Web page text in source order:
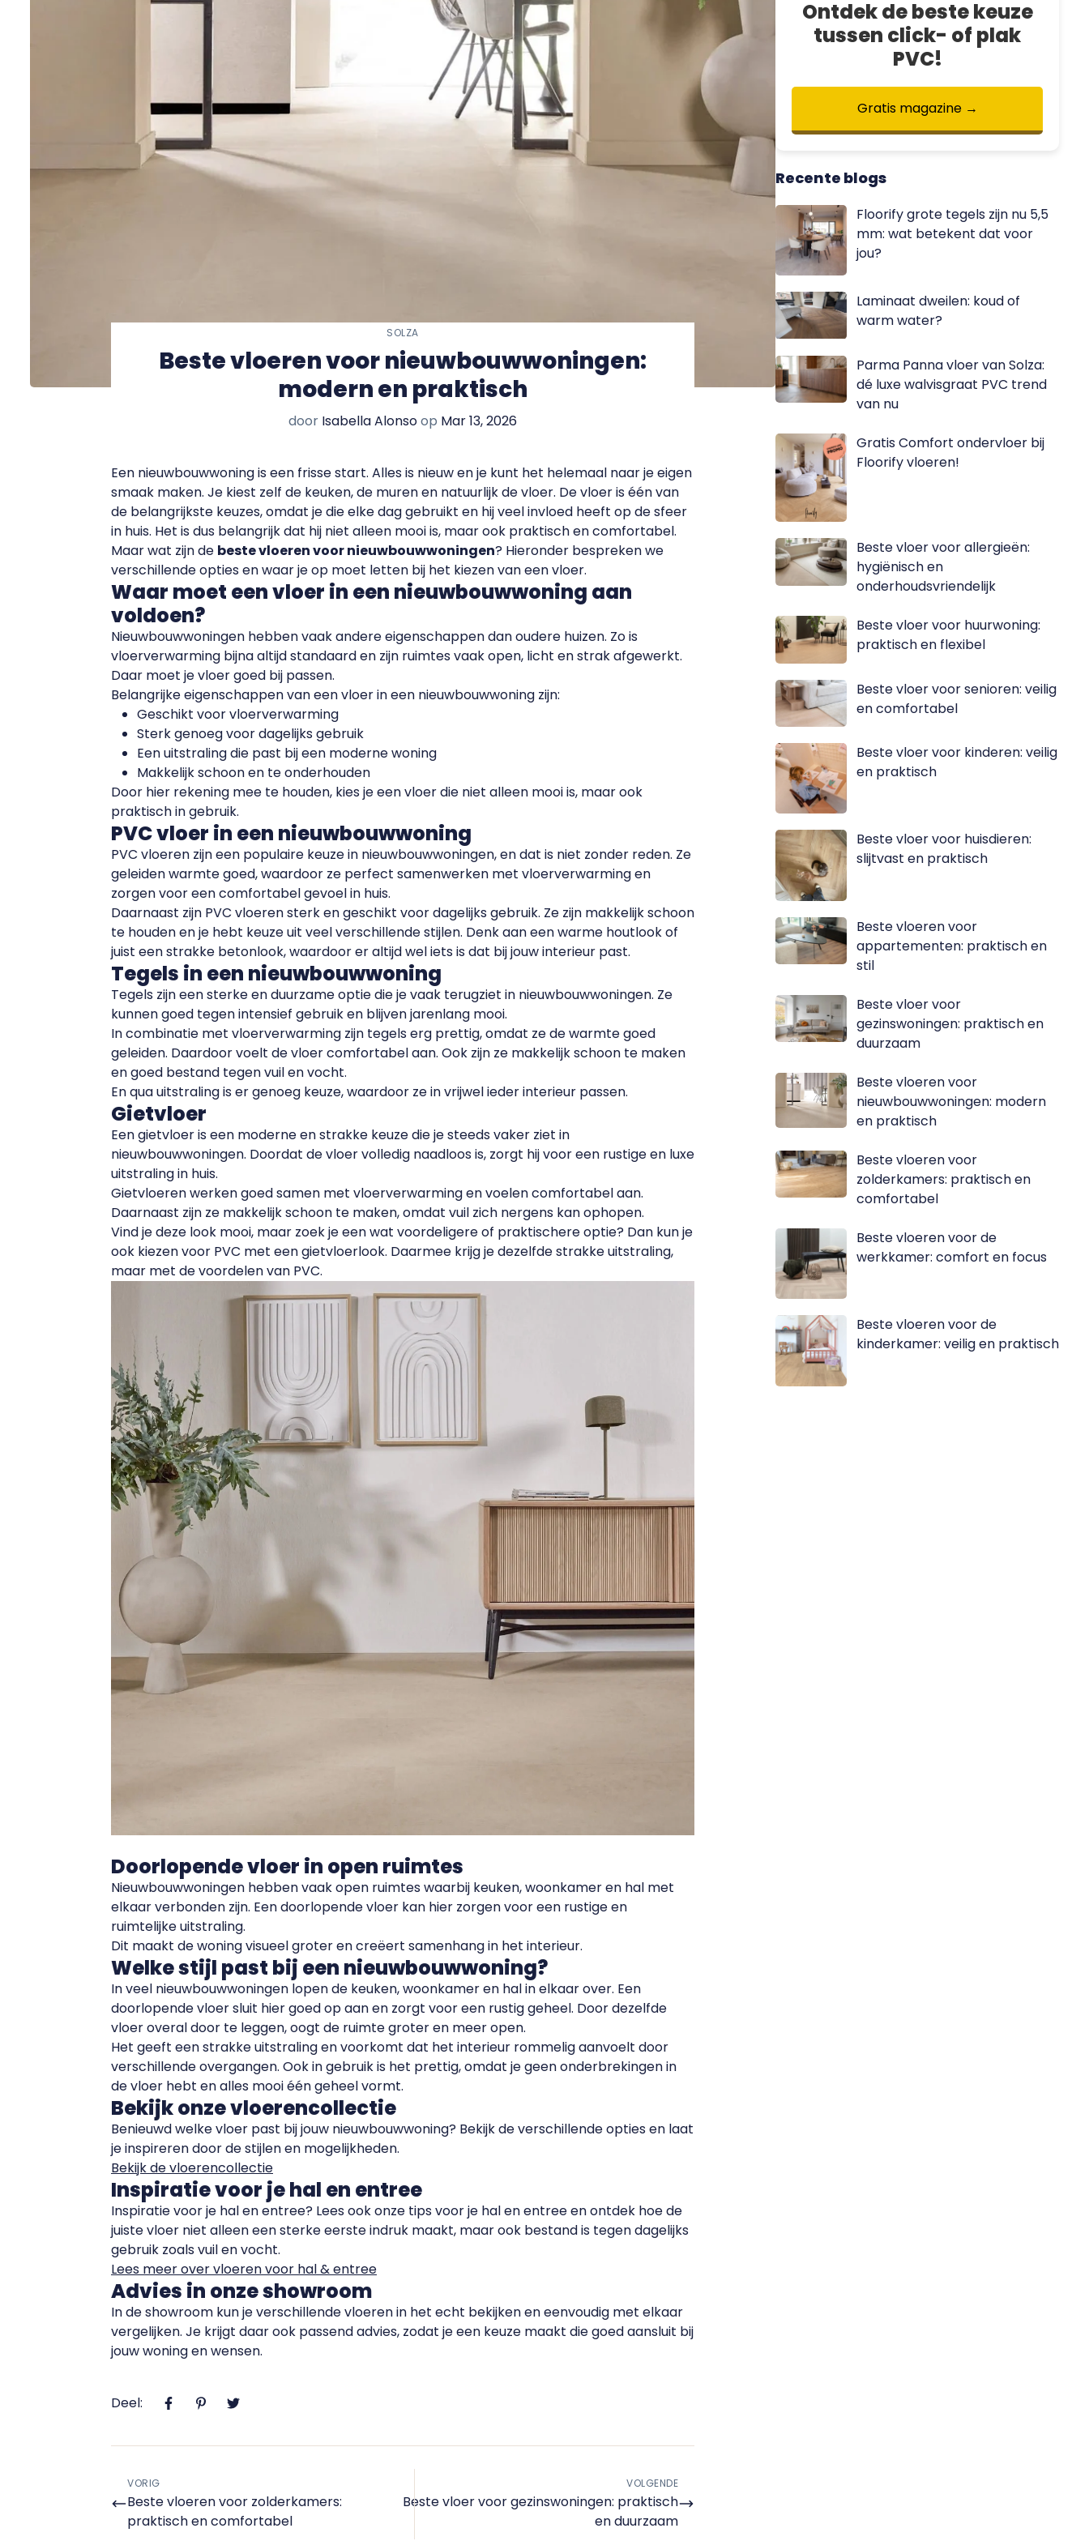
SOLZA
Beste vloeren voor nieuwbouwwoningen:
modern en praktisch
door Isabella Alonsoop Mar 13, 2026
Een nieuwbouwwoning is een frisse start. Alles is nieuw en je kunt het helemaal naar je eigen
smaak maken. Je kiest zelf de keuken, de muren en natuurlijk de vloer. De vloer is één van
de belangrijkste keuzes, omdat je die elke dag gebruikt en hij veel invloed heeft op de sfeer
in huis. Het is dus belangrijk dat hij niet alleen mooi is, maar ook praktisch en comfortabel.
Maar wat zijn de beste vloeren voor nieuwbouwwoningen? Hieronder bespreken we
verschillende opties en waar je op moet letten bij het kiezen van een vloer.
Waar moet een vloer in een nieuwbouwwoning aan
voldoen?
Nieuwbouwwoningen hebben vaak andere eigenschappen dan oudere huizen. Zo is
vloerverwarming bijna altijd standaard en zijn ruimtes vaak open, licht en strak afgewerkt.
Daar moet je vloer goed bij passen.
Belangrijke eigenschappen van een vloer in een nieuwbouwwoning zijn:
Geschikt voor vloerverwarming
Sterk genoeg voor dagelijks gebruik
Een uitstraling die past bij een moderne woning
Makkelijk schoon en te onderhouden
Door hier rekening mee te houden, kies je een vloer die niet alleen mooi is, maar ook
praktisch in gebruik.
PVC vloer in een nieuwbouwwoning
PVC vloeren zijn een populaire keuze in nieuwbouwwoningen, en dat is niet zonder reden. Ze
geleiden warmte goed, waardoor ze perfect samenwerken met vloerverwarming en
zorgen voor een comfortabel gevoel in huis.
Daarnaast zijn PVC vloeren sterk en geschikt voor dagelijks gebruik. Ze zijn makkelijk schoon
te houden en je hebt keuze uit veel verschillende stijlen. Denk aan een warme houtlook of
juist een strakke betonlook, waardoor er altijd wel iets is dat bij jouw interieur past.
Tegels in een nieuwbouwwoning
Tegels zijn een sterke en duurzame optie die je vaak terugziet in nieuwbouwwoningen. Ze
kunnen goed tegen intensief gebruik en blijven jarenlang mooi.
In combinatie met vloerverwarming zijn tegels erg prettig, omdat ze de warmte goed
geleiden. Daardoor voelt de vloer comfortabel aan. Ook zijn ze makkelijk schoon te maken
en goed bestand tegen vuil en vocht.
En qua uitstraling is er genoeg keuze, waardoor ze in vrijwel ieder interieur passen.
Gietvloer
Een gietvloer is een moderne en strakke keuze die je steeds vaker ziet in
nieuwbouwwoningen. Doordat de vloer volledig naadloos is, zorgt hij voor een rustige en luxe
uitstraling in huis.
Gietvloeren werken goed samen met vloerverwarming en voelen comfortabel aan.
Daarnaast zijn ze makkelijk schoon te maken, omdat vuil zich nergens kan ophopen.
Vind je deze look mooi, maar zoek je een wat voordeligere of praktischere optie? Dan kun je
ook kiezen voor PVC met een gietvloerlook. Daarmee krijg je dezelfde strakke uitstraling,
maar met de voordelen van PVC.
Doorlopende vloer in open ruimtes
Nieuwbouwwoningen hebben vaak open ruimtes waarbij keuken, woonkamer en hal met
elkaar verbonden zijn. Een doorlopende vloer kan hier zorgen voor een rustige en
ruimtelijke uitstraling.
Dit maakt de woning visueel groter en creëert samenhang in het interieur.
Welke stijl past bij een nieuwbouwwoning?
In veel nieuwbouwwoningen lopen de keuken, woonkamer en hal in elkaar over. Een
doorlopende vloer sluit hier goed op aan en zorgt voor een rustig geheel. Door dezelfde
vloer overal door te leggen, oogt de ruimte groter en meer open.
Het geeft een strakke uitstraling en voorkomt dat het interieur rommelig aanvoelt door
verschillende overgangen. Ook in gebruik is het prettig, omdat je geen onderbrekingen in
de vloer hebt en alles mooi één geheel vormt.
Bekijk onze vloerencollectie
Benieuwd welke vloer past bij jouw nieuwbouwwoning? Bekijk de verschillende opties en laat
je inspireren door de stijlen en mogelijkheden.
Bekijk de vloerencollectie
Inspiratie voor je hal en entree
Inspiratie voor je hal en entree? Lees ook onze tips voor je hal en entree en ontdek hoe de
juiste vloer niet alleen een sterke eerste indruk maakt, maar ook bestand is tegen dagelijks
gebruik zoals vuil en vocht.
Lees meer over vloeren voor hal & entree
Advies in onze showroom
In de showroom kun je verschillende vloeren in het echt bekijken en eenvoudig met elkaar
vergelijken. Je krijgt daar ook passend advies, zodat je een keuze maakt die goed aansluit bij
jouw woning en wensen.
Deel:
VORIG
Beste vloeren voor zolderkamers:
praktisch en comfortabel
VOLGENDE
Beste vloer voor gezinswoningen: praktisch
en duurzaam
Ontdek de beste keuze
tussen click- of plak
PVC!
Gratis magazine →
Recente blogs
Floorify grote tegels zijn nu 5,5
mm: wat betekent dat voor
jou?
Laminaat dweilen: koud of
warm water?
Parma Panna vloer van Solza:
dé luxe walvisgraat PVC trend
van nu
Gratis Comfort ondervloer bij
Floorify vloeren!
Beste vloer voor allergieën:
hygiënisch en
onderhoudsvriendelijk
Beste vloer voor huurwoning:
praktisch en flexibel
Beste vloer voor senioren: veilig
en comfortabel
Beste vloer voor kinderen: veilig
en praktisch
Beste vloer voor huisdieren:
slijtvast en praktisch
Beste vloeren voor
appartementen: praktisch en
stil
Beste vloer voor
gezinswoningen: praktisch en
duurzaam
Beste vloeren voor
nieuwbouwwoningen: modern
en praktisch
Beste vloeren voor
zolderkamers: praktisch en
comfortabel
Beste vloeren voor de
werkkamer: comfort en focus
Beste vloeren voor de
kinderkamer: veilig en praktisch